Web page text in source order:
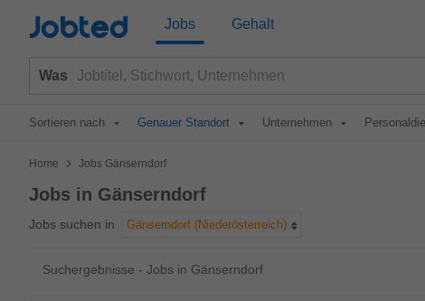
Jobted Jobs Gehalt
Was
Sortieren nach Genauer Standort Unternehmen
Home > Jobs Gänserndorf
Jobs in Gänserndorf
Jobs suchen in Gänserndorf (Niederösterreich)
Suchergebnisse - Jobs in Gänserndorf